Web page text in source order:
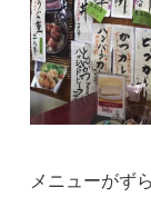
メニューがず